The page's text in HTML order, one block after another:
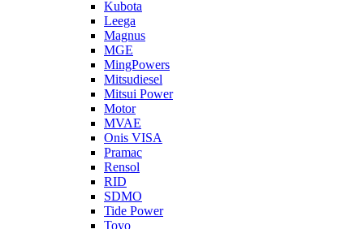
Kubota
Leega
Magnus
MGE
MingPowers
Mitsudiesel
Mitsui Power
Motor
MVAE
Onis VISA
Pramac
Rensol
RID
SDMO
Tide Power
Toyo